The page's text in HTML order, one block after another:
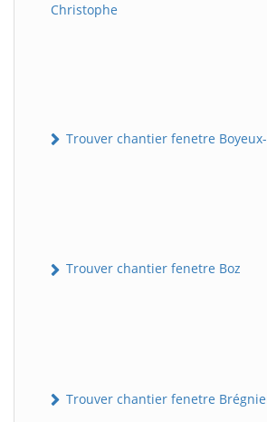
Christophe
Trouver chantier fenetre
Trouver chantier fenetre Boz
Trouver chantier fenetre